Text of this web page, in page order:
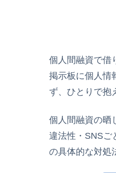
個人間融資で借
掲示板に個人情
ず、ひとりで抱
個人間融資の晒
違法性・SNSご
の具体的な対処